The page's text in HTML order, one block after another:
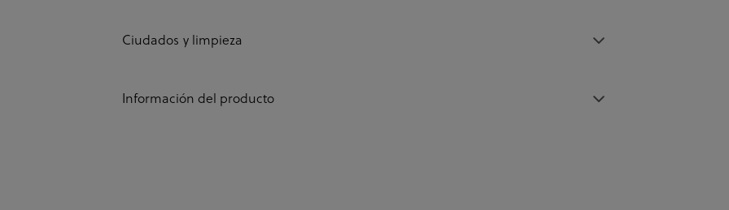
Ciudados y limpieza
Información del producto